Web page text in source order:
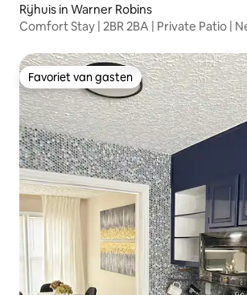
Rijhuis in Warner Robins
Comfort Stay | 2BR 2BA | Private Patio |
Favoriet van gasten
Favoriet van gasten